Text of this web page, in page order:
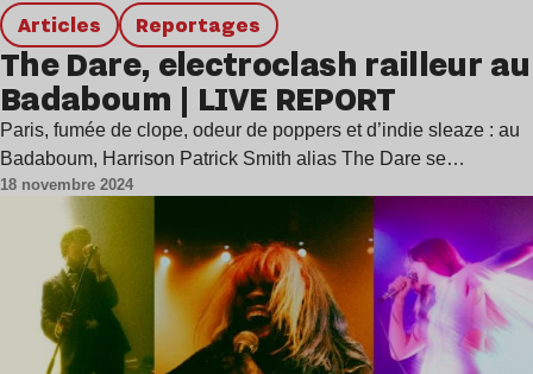
Articles Reportages
The Dare, electroclash railleur au
Badaboum | LIVE REPORT
Paris, fumée de clope, odeur de poppers et d’indie sleaze : au
Badaboum, Harrison Patrick Smith alias The Dare se…
18 novembre 2024